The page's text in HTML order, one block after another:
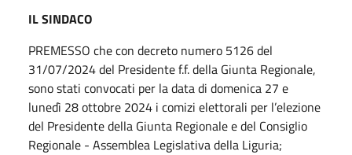
IL SINDACO
PREMESSO che con decreto numero 5126 del
31/07/2024 del Presidente f.f. della Giunta Regionale,
sono stati convocati per la data di domenica 27 e
lunedì 28 ottobre 2024 i comizi elettorali per l’elezione
del Presidente della Giunta Regionale e del Consiglio
Regionale - Assemblea Legislativa della Liguria;